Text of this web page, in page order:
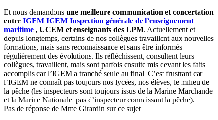
Et nous demandons une meilleure communication et concertation
entre IGEM IGEM Inspection générale de l’enseignement
maritime , UCEM et enseignants des LPM. Actuellement et
depuis longtemps, certains de nos collègues travaillent aux nouvelles
formations, mais sans reconnaissance et sans être informés
régulièrement des évolutions. Ils réfléchissent, consultent leurs
collègues, travaillent, mais sont parfois ensuite mis devant les faits
accomplis car l’IGEM a tranché seule au final. C’est frustrant car
l’IGEM ne connaît pas toujours nos lycées, nos élèves, le milieu de
la pêche (les inspecteurs sont toujours issus de la Marine Marchande
et la Marine Nationale, pas d’inspecteur connaissant la pêche).
Pas de réponse de Mme Girardin sur ce sujet